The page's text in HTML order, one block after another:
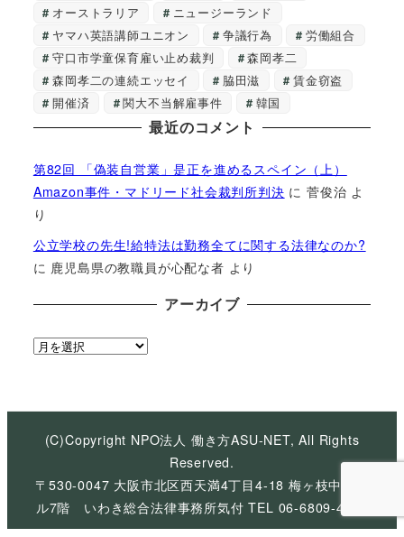
オーストラリア
ニュージーランド
ヤマハ英語講師ユニオン
争議行為
労働組合
守口市学童保育雇い止め裁判
森岡孝二
森岡孝二の連続エッセイ
脇田滋
賃金窃盗
開催済
関大不当解雇事件 韓国
最近のコメント
第82回 「偽装自営業」是正を進めるスペイン（上）
Amazon事件・マドリード社会裁判所判決 に菅俊治 よ
り
公立学校の先生!給特法は勤務全てに関する法律なのか?
に 鹿児島県の教職員が心配な者 より
アーカイブ
ア
イ
(C)Copyright NPO法人 働き方ASU-NET, All Rights
Reserved.
〒530-0047 大阪市北区西天満4丁目4-18 梅ヶ枝中央ビ
ル7階 いわき総合法律事務所気付 TEL 06-6809-4926